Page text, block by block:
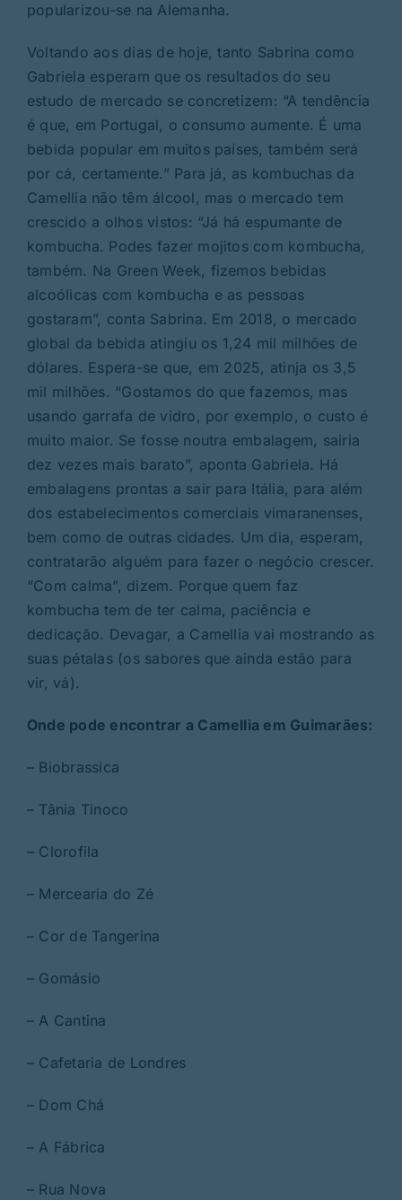
popularizou-se na Alemanha.
Voltando aos dias de hoje, tanto Sabrina como
Gabriela esperam que os resultados do seu
estudo de mercado se concretizem: “A tendência
é que, em Portugal, o consumo aumente. É uma
bebida popular em muitos países, também será
por cá, certamente.” Para já, as kombuchas da
Camellia não têm álcool, mas o mercado tem
crescido a olhos vistos: “Já há espumante de
kombucha. Podes fazer mojitos com kombucha,
também. Na Green Week, fizemos bebidas
alcoólicas com kombucha e as pessoas
gostaram”, conta Sabrina. Em 2018, o mercado
global da bebida atingiu os 1,24 mil milhões de
dólares. Espera-se que, em 2025, atinja os 3,5
mil milhões. “Gostamos do que fazemos, mas
usando garrafa de vidro, por exemplo, o custo é
muito maior. Se fosse noutra embalagem, sairia
dez vezes mais barato”, aponta Gabriela. Há
embalagens prontas a sair para Itália, para além
dos estabelecimentos comerciais vimaranenses,
bem como de outras cidades. Um dia, esperam,
contratarão alguém para fazer o negócio crescer.
“Com calma”, dizem. Porque quem faz
kombucha tem de ter calma, paciência e
dedicação. Devagar, a Camellia vai mostrando as
suas pétalas (os sabores que ainda estão para
vir, vá).
Onde pode encontrar a Camellia em Guimarães:
– Biobrassica
– Tânia Tinoco
– Clorofila
– Mercearia do Zé
– Cor de Tangerina
– Gomásio
– A Cantina
– Cafetaria de Londres
– Dom Chá
– A Fábrica
– Rua Nova